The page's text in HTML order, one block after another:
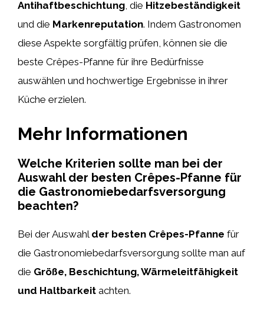
Antihaftbeschichtung , die Hitzebeständigkeit
und die Markenreputation. Indem Gastronomen
diese Aspekte sorgfältig prüfen, können sie die
beste Crêpes-Pfanne für ihre Bedürfnisse
auswählen und hochwertige Ergebnisse in ihrer
Küche erzielen.
Mehr Informationen
Welche Kriterien sollte man bei der
Auswahl der besten Crêpes-Pfanne für
die Gastronomiebedarfsversorgung
beachten?
Bei der Auswahl der besten Crêpes-Pfanne für
die Gastronomiebedarfsversorgung sollte man auf
die Größe, Beschichtung, Wärmeleitfähigkeit
und Haltbarkeit achten.